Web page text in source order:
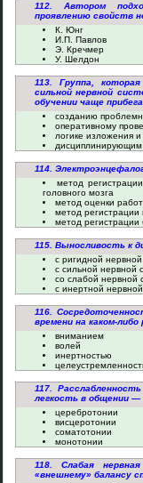
112. Автором
проявлению свойств
К. Юнг
И.П. Павлов
Э. Кречмер
У. Шелдон
113. Группа,
сильной нервной
обучении чаще
созданию
оперативному
логике изложения
дисциплинирующим
114.
метод
головного мозга
метод оценки
метод
метод регистрации
115. Выносливость к
с ригидной
с сильной нервной
со слабой нервной
с инертной
116.
времени на каком-
вниманием
волей
инертностью
117.
легкость в общении —
церебротонии
висцеротонии
соматотонии
монотонии
118. Слабая
«внешнему» балансу